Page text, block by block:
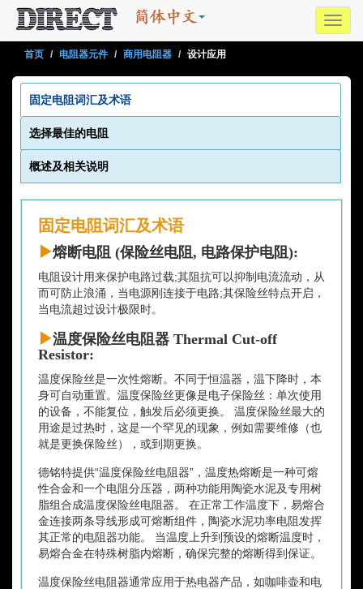
首页 电阻器元件 商用电阻器 设计应用
固定电阻词汇及术语
选择最佳的电阻
概述及相关说明
固定电阻词汇及术语
熔断电阻 (保险丝电阻, 电路保护电阻):
电阻设计用来保护电路过载;其阻抗可以抑制电流流动，从
而可防止浪涌，当电源刚连接于电路;其保险丝特点开启，
当电流超过设计极限时。
温度保险丝电阻器 Thermal Cut-off
Resistor:
温度保险丝是一次性熔断。不同于恒温器，温下降时，本
身可自动重置。温度保险丝更像是电子保险丝：单次使用
的设备，不能复位，触发后必须更换。 温度保险丝最大的
用途是过热时，这是一个罕见的现象，例如需要维修（也
就是更换保险丝），或到期更换。
德铭特提供“温度保险丝电阻器”，温度热熔断是一种可熔
性合金和一个电阻分压器，两种功能用陶瓷水泥及专用树
脂组合成温度保险丝电阻器。 在正常工作温度下，易熔合
金连接两条导线形成可熔断组件，陶瓷水泥功率电阻发挥
其正常的电阻器功能。 当温度上升到预设的熔断温度时，
易熔合金在特殊树脂内熔断，确保完整的熔断得到保证。
温度保险丝电阻器通常应用于热电器产品，如咖啡壶和电